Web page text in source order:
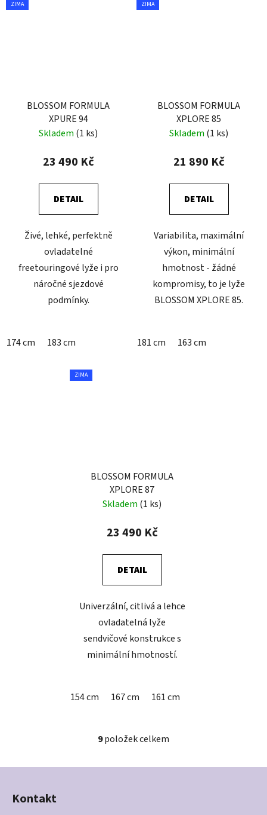
ZIMA
BLOSSOM FORMULA
XPURE 94
Skladem (1 ks)
23 490 Kč
DETAIL
Živé, lehké, perfektně
ovladatelné
freetouringové lyže i pro
náročné sjezdové
podmínky.
174 cm 183 cm
ZIMA
BLOSSOM FORMULA
XPLORE 85
Skladem (1 ks)
21 890 Kč
DETAIL
Variabilita, maximální
výkon, minimální
hmotnost - žádné
kompromisy, to je lyže
BLOSSOM XPLORE 85.
181 cm 163 cm
ZIMA
BLOSSOM FORMULA
XPLORE 87
Skladem (1 ks)
23 490 Kč
DETAIL
Univerzální, citlivá a lehce
ovladatelná lyže
sendvičové konstrukce s
minimální hmotností.
154 cm 167 cm 161 cm
O
l
9položek celkem
Z
Kontakt